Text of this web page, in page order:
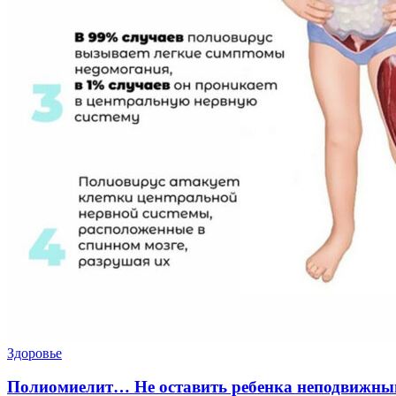
Здоровье
Полиомиелит… Не оставить ребенка